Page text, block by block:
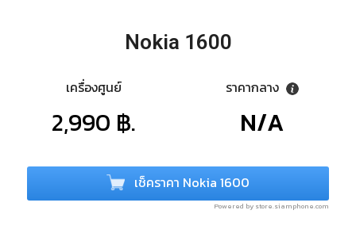
Nokia 1600
เครื่องศูนย์
2,990 ฿.
ราคากลาง
N/A
เช็คราคา Nokia 1600
Powered by store.siamphone.com